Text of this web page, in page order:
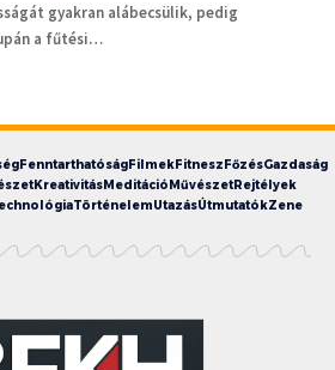
gyakran alábecsülik, pedig
a fűtési…
FenntarthatóságFilmekFitneszFőzésGazdaság
KreativitásMeditációMűvészetRejtélyek
TörténelemUtazásÚtmutatókZene